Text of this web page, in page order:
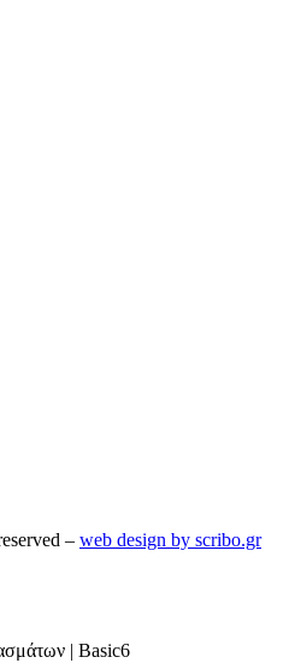
– web design by scribo.gr
| Basic6